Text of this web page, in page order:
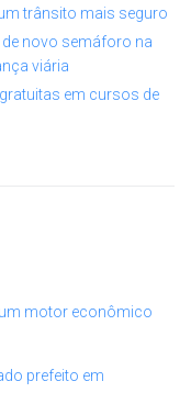
trânsito mais seguro
novo semáforo na
viária
em cursos de
um motor econômico
prefeito em